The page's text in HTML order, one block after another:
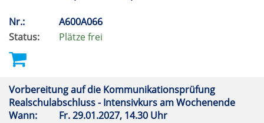
Nr.:
A600A066
Status:
Plätze frei
Vorbereitung auf die Kommunikationsprüfung
Realschulabschluss - Intensivkurs am Wochenende
Wann:
Fr.29.01.2027, 14.30 Uhr